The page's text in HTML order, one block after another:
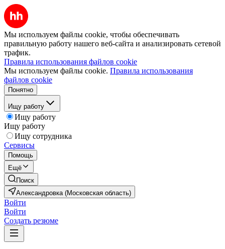
Мы используем файлы cookie, чтобы обеспечивать
правильную работу нашего веб-сайта и анализировать сетевой
трафик.
Правила использования файлов cookie
Мы используем файлы cookie. Правила использования
файлов cookie
Понятно
Ищу работу
Ищу работу
Ищу работу
Ищу сотрудника
Сервисы
Помощь
Ещё
Поиск
Александровка (Московская область)
Войти
Войти
Создать резюме